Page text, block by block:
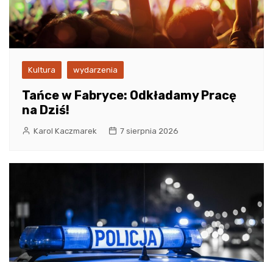
Kultura wydarzenia
Tańce w Fabryce: Odkładamy Pracę
na Dziś!
Karol Kaczmarek 7 sierpnia 2026